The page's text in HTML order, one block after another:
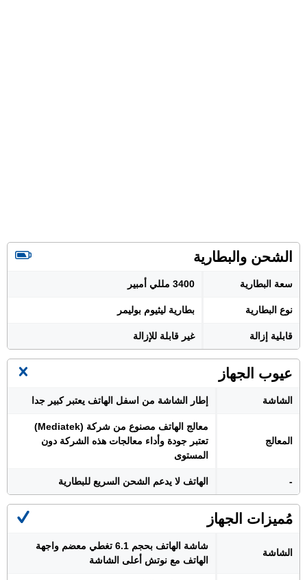
الشحن والبطارية
سعة البطارية 3400 مللي أمبير
نوع البطارية بطارية ليثيوم بوليمر
قابلية إزالة غير قابلة للإزالة
عيوب الجهاز
الشاشة إطار الشاشة من اسفل الهاتف يعتبر كبير جدا
المعالج
معالج الهاتف مصنوع من شركة (Mediatek)
تعتبر جودة وأداء معالجات هذه الشركة دون
المستوى
- الهاتف لا يدعم الشحن السريع للبطارية
مُميزات الجهاز
الشاشة
شاشة الهاتف بحجم 6.1 تغطي معضم واجهة
الهاتف مع نوتش أعلى الشاشة